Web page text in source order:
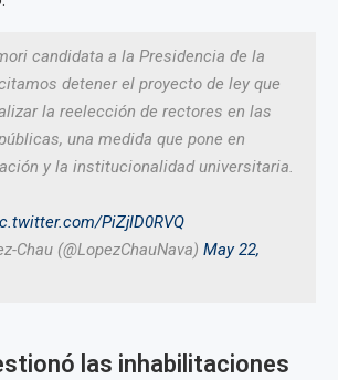
candidata a la Presidencia de la
detener el proyecto de ley que
la reelección de rectores en las
una medida que pone en
y la institucionalidad universitaria.
PiZjID0RVQ
Chau (@LopezChauNava) May 22,
las inhabilitaciones